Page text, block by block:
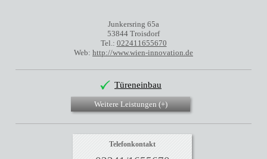
Junkersring 65a
53844 Troisdorf
Tel.: 022411655670
Web: http://www.wien-innovation.de
Türeneinbau
Weitere Leistungen (+)
Telefonkontakt